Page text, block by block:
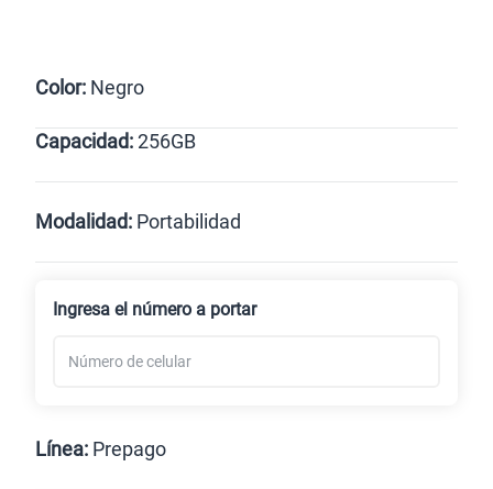
Color: Negro
Negro
Capacidad:256GB
256GB
Modalidad: Portabilidad
Renovación
Ingresa el número a portar
Línea: Prepago